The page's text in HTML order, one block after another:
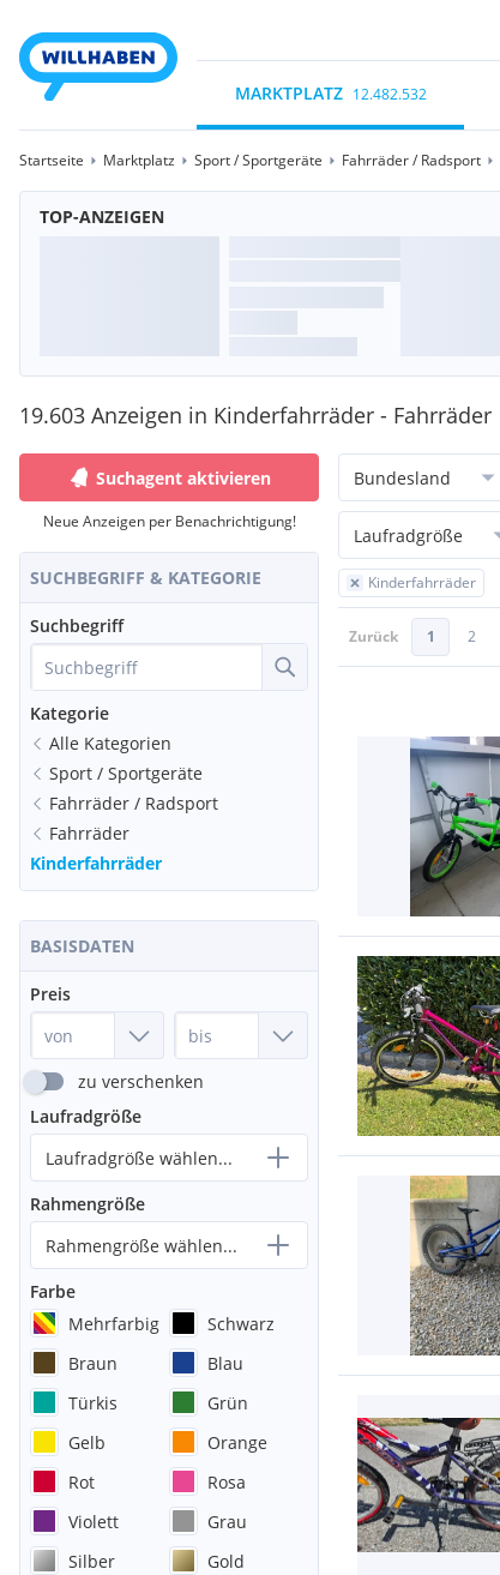
MARKTPLATZ 12.482.532
Startseite Marktplatz Sport / Sportgeräte Fahrräder / Radsport
TOP-ANZEIGEN
19.603 Anzeigen in Kinderfahrräder - Fahrräder
Suchagent aktivieren
Neue Anzeigen per Benachrichtigung!
SUCHBEGRIFF & KATEGORIE
Suchbegriff
Kategorie
Alle Kategorien
Sport / Sportgeräte
Fahrräder / Radsport
Fahrräder
Kinderfahrräder
BASISDATEN
Preis
zu verschenken
Laufradgröße
Laufradgröße wählen...
Rahmengröße
Rahmengröße wählen...
Farbe
Mehrfarbig
Schwarz
Braun
Blau
Türkis
Grün
Gelb
Orange
Rot
Rosa
Violett
Grau
Silber
Gold
Bundesland
Laufradgröße
Kinderfahrräder
Zurück 1 2